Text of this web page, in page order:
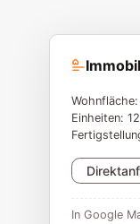
Einheiten: 12
In Google